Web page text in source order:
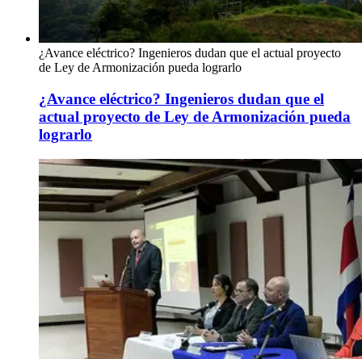
¿Avance eléctrico? Ingenieros dudan que el actual proyecto
de Ley de Armonización pueda lograrlo
¿Avance eléctrico? Ingenieros dudan que el
actual proyecto de Ley de Armonización pueda
lograrlo